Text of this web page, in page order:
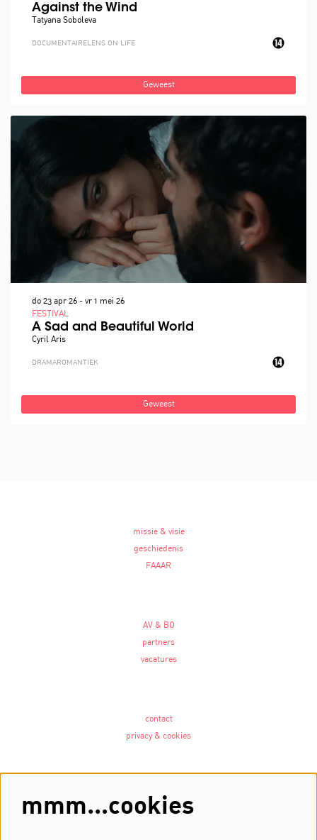
Against the Wind
Tatyana Soboleva
DOCUMENTAIRE LENS ON LIFE
Geweest
A Sad and Beautiful World
Cyril Aris
FESTIVAL
do 23 apr 26 - vr 1 mei 26
DRAMA ROMANTIEK
Geweest
missie & visie
geschiedenis
FAAAR
AV & BO
partners
vacatures
contact
privacy & cookies
mmm...cookies